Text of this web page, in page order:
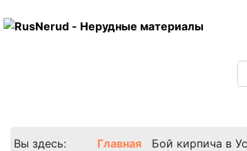
Вы здесь: Главная Бой кирпича в